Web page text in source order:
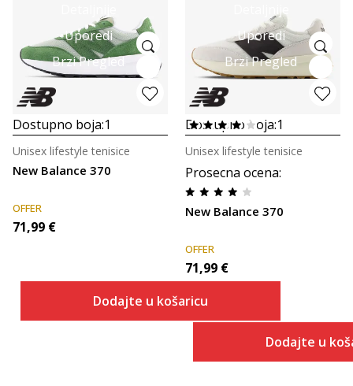
Uporedi
Brzi Pregled
Dostupno boja:1
New Balance 370
Unisex lifestyle tenisice
OFFER
71,99 €
Dodajte u košaricu
Detaljnije
Uporedi
Brzi Pregled
Dostupno boja:1
Prosecna ocena:
New Balance 370
Unisex lifestyle tenisice
OFFER
71,99 €
Dodajte u